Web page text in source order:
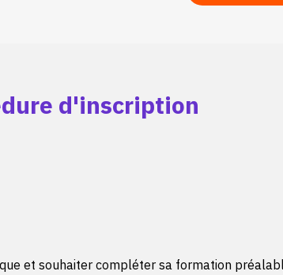
d'inscription
et souhaiter compléter sa formation